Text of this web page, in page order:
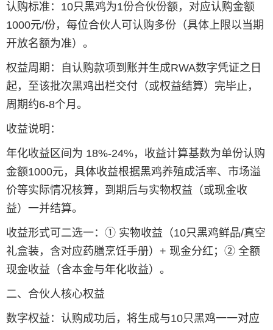
认购标准：10只黑鸡为1份合伙份额，对应认购金额
1000元/份，每位合伙人可认购多份（具体上限以当期
开放名额为准）。
权益周期：自认购款项到账并生成RWA数字凭证之日
起，至该批次黑鸡出栏交付（或权益结算）完毕止，
周期约6-8个月。
收益说明：
年化收益区间为 18%-24%，收益计算基数为单份认购
金额1000元，具体收益根据黑鸡养殖成活率、市场溢
价等实际情况核算，到期后与实物权益（或现金收
益）一并结算。
收益形式可二选一：① 实物收益（10只黑鸡鲜品/真空
礼盒装，含对应药膳烹饪手册）+ 现金分红；② 全额
现金收益（含本金与年化收益）。
二、合伙人核心权益
数字权益：认购成功后，将生成与10只黑鸡一一对应